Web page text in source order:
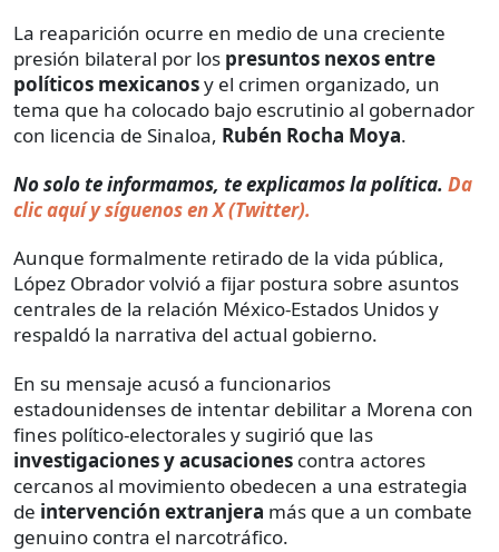
La reaparición ocurre en medio de una creciente
presión bilateral por los presuntos nexos entre
políticos mexicanosy el crimen organizado, un
tema que ha colocado bajo escrutinio al gobernador
con licencia de Sinaloa, Rubén Rocha Moya.
No solo te informamos, te explicamos la política. Da
clic aquí y síguenos en X (Twitter).
Aunque formalmente retirado de la vida pública,
López Obrador volvió a fijar postura sobre asuntos
centrales de la relación México-Estados Unidos y
respaldó la narrativa del actual gobierno.
En su mensaje acusó a funcionarios
estadounidenses de intentar debilitar a Morena con
fines político-electorales y sugirió que las
investigaciones y acusaciones contra actores
cercanos al movimiento obedecen a una estrategia
de intervención extranjera más que a un combate
genuino contra el narcotráfico.